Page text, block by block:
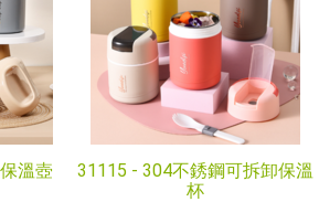
溫壺 31115 - 304不銹鋼可拆卸保溫
杯